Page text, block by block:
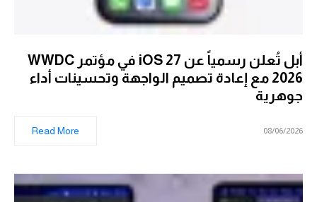
أبل تُعلن رسمياً عن iOS 27 في مؤتمر WWDC
2026 مع إعادة تصميم الواجهة وتحسينات أداء
جوهرية
08/06/2026
Read More